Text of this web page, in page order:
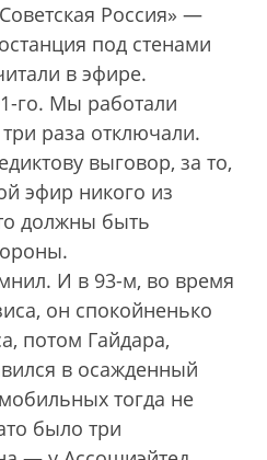
Россия» —
под стенами
в эфире.
го. Мы работали
раза отключали.
выговор, за то,
эфир никого из
должны быть
И в 93-м, во время
он спокойненько
потом Гайдара,
в осажденный
тогда не
было три